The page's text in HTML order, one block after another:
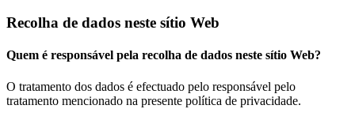
Recolha de dados neste sítio Web
Quem é responsável pela recolha de dados neste sítio Web?
O tratamento dos dados é efectuado pelo responsável pelo
tratamento mencionado na presente política de privacidade.